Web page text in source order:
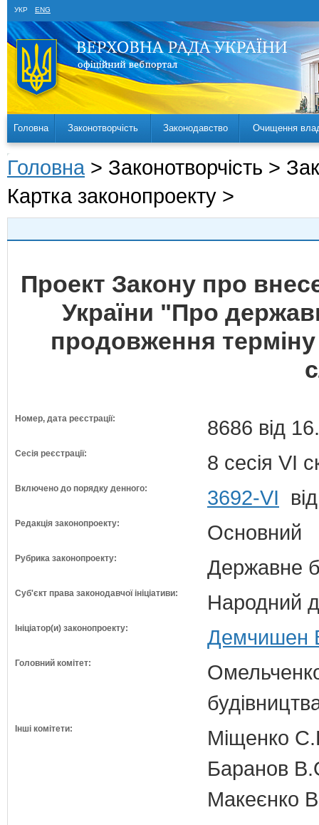
УКР ENG
Головна Законотворчість Законодавство Очищення
Головна > Законотворчість >
Картка законопроекту >
Проект Закону про
України "Про
продовження
Номер, дата реєстрації: 8686 від
Сесія реєстрації: 8 сесія VI
Включено до порядку денного: 3692-VI
Редакція законопроекту: Основний
Рубрика законопроекту: Державне
Суб'єкт права законодавчої ініціативи: Народний
Ініціатор(и) законопроекту: Демчишен
Головний комітет:
Інші комітети:
Міщенко
Баранов
Макеєнко